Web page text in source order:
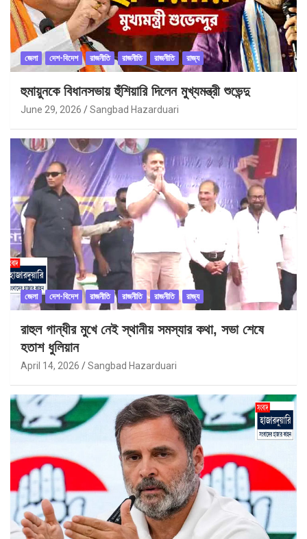
জেলা দেশ-বিদেশ রাজনীতি রাজনীতি রাজনীতি রাজ্য
হুমায়ুনকে বিধানসভায় হুঁশিয়ারি দিলেন মুখ্যমন্ত্রী শুভেন্দু
June 29, 2026 Sangbad Hazarduari
জেলা দেশ-বিদেশ রাজনীতি রাজনীতি রাজনীতি রাজ্য
রাহুল গান্ধীর মুখে নেই স্থানীয় সমস্যার কথা, সভা শেষে
হতাশ ধুলিয়ান
April 14, 2026 Sangbad Hazarduari